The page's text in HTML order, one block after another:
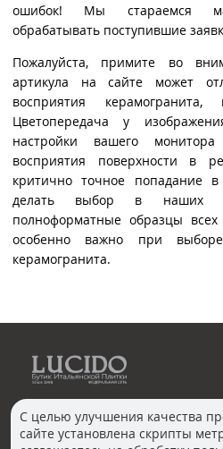
ошибок! Мы стараемся
обрабатывать поступившие
Пожалуйста, примите во
артикула на сайте может
восприятия
Цветопередача у
настройки вашего
восприятия поверхности в
критично точное попадание
делать выбор в наших
полноформатные образцы
особенно важно при выборе
керамогранита.
КОНТАКТЫ
С целью улучшения качества
сайте установлена скрипты